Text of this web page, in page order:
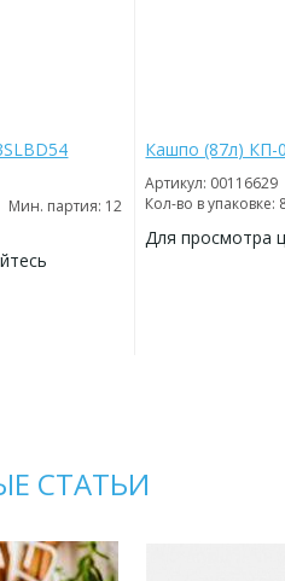
Мин. партия: 12
Кашпо (87л) КП-
Артикул: 00116629
Кол-во в упаковке:
Для просмотра
СТАТЬИ